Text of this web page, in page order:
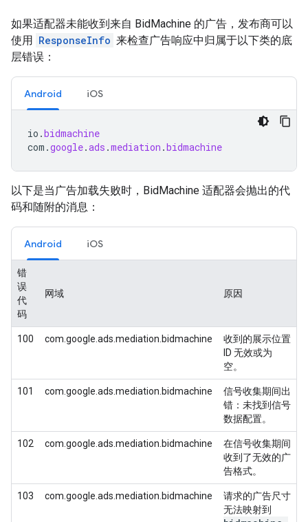
如果适配器未能收到来自 BidMachine 的广告，发布商可以
使用
ResponseInfo 来检查广告响应中归属于以下类的底
层错误：
Android iOS
io .bidmachine
com .google.ads .mediation .bidmachine
以下是当广告加载失败时，BidMachine 适配器会抛出的代
码和随附的消息：
Android iOS
错
误
代
码
网域 原因
100 com.google.ads.mediation.bidmachine
收到的展示位置
ID 无效或为
空。
101 com.google.ads.mediation.bidmachine
信号收集期间出
错：未找到信号
数据配置。
102 com.google.ads.mediation.bidmachine
在信号收集期间
收到了无效的广
告格式。
103 com.google.ads.mediation.bidmachine
请求的广告尺寸
无法映射到